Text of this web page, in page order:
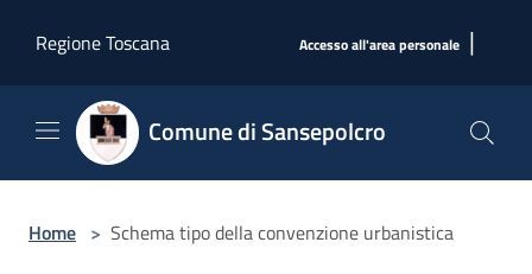
Regione Toscana
Accesso all'area personale |
Comune di Sansepolcro
Home > Schema tipo della convenzione urbanistica